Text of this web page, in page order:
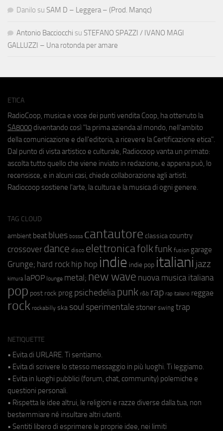
Danilo su SAM D – Leggera – (Prod. Manqc)
Antonio Bacciocchi su STEFANO SPAZZI / IVANO MAGI
GALLUZZI – Una rotonda per amare
ETICA
RadioCoop, musica e voce dei punti vendita Coop, ha ottenuto la
SA8000 diventando così "la prima azienda al mondo, nell'ambito
della comunicazione e dell'editoria, a ricevere la Certificazione etica".
Dal punto di vista artistico e culturale, Radiocoop vanta un primato:
ascolta tutto quello che viene inviato in redazione, e appena può, lo
recensisce, e in alcuni casi, chiede collaborazione agli artisti.
Radiocoop sostiene l'arte, la cultura e la musica di ogni genere.
TAG CLOUD
ambient beat blues bossa cantautore classica country
crossover dance disco elettronicafolkfunk fusion garage
Grunge; hard rock hip hop indie indie pop italiani jazz
kimura laPOP lounge metal; new wave nuova musica italiana
pop post rock prog psichedeliapunk r&b rap rap italiano reggae
rock rockabilly ska soul sperimentale stoner swing trap
NETIQUETTE
• Evita di URLARE. Ti sentiamo.
• Evita di scrivere lo stesso messaggio in più luoghi. Ti leggiamo.
• Evita in luoghi pubblici (forum, chat, community) polemiche e
questioni personali.
• Rispetta le idee altrui, le religioni e razze diverse dalla tua, non
bestemmiare né insultare altri utenti.
• Sentiti libero di esprimere le proprie idee, nei limiti